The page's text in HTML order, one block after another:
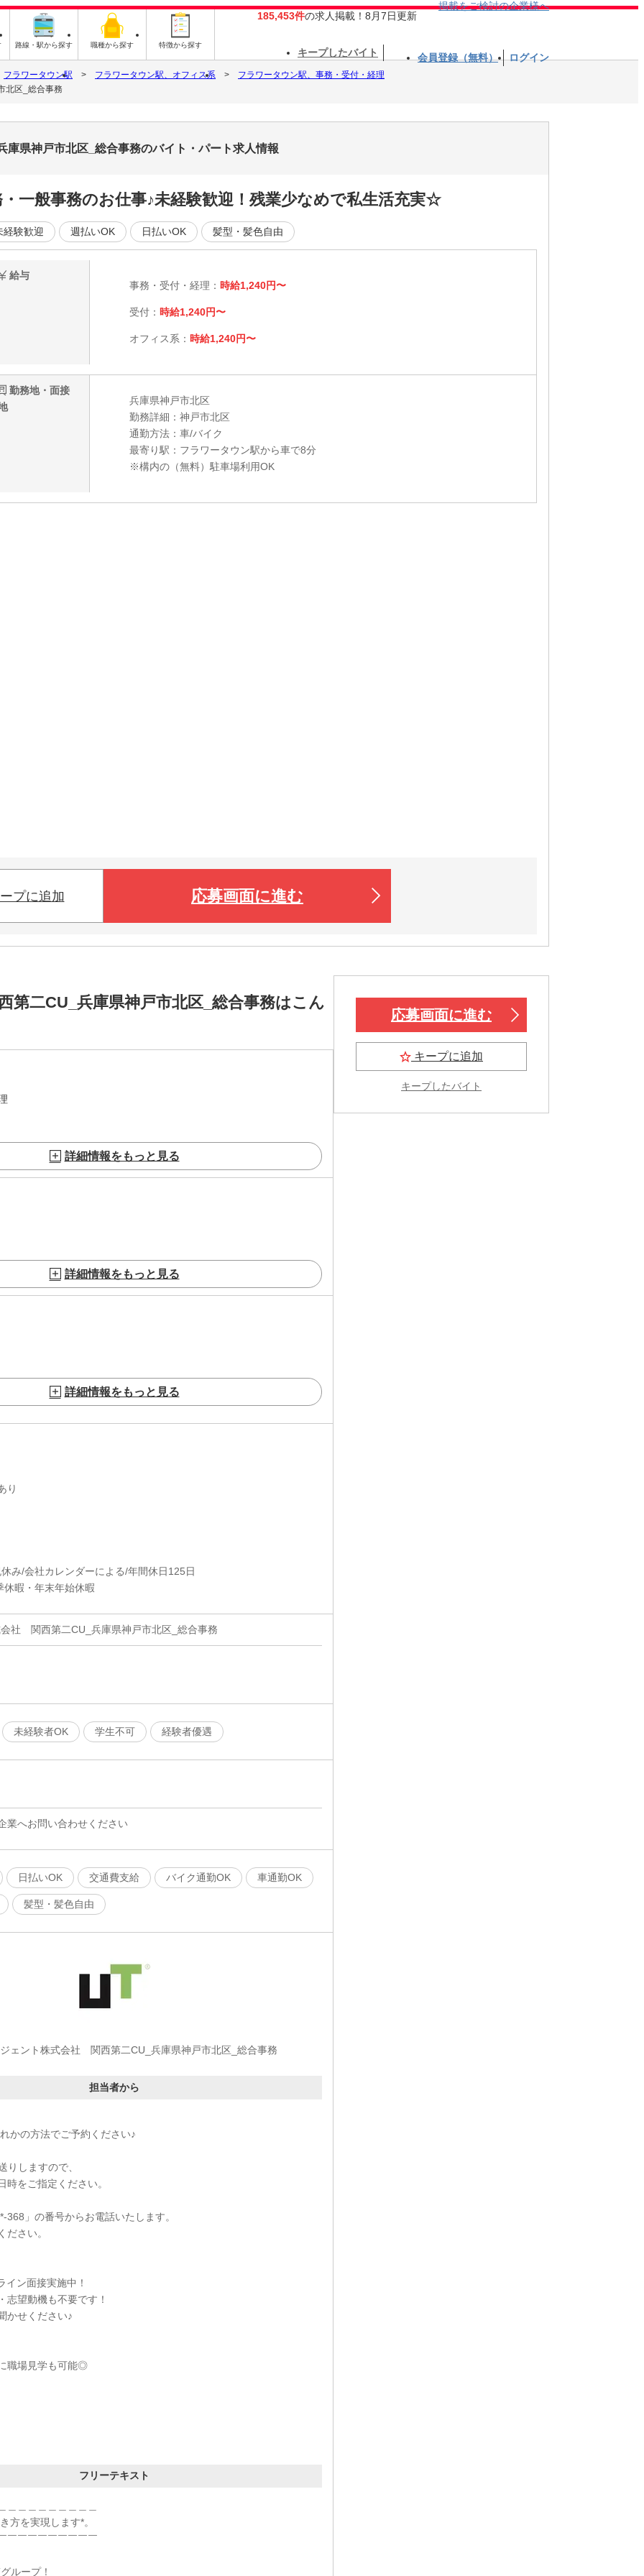
路線・駅から探す 職種から探す 特徴から探す
185,453件の求人掲載！8月7日更新
掲載をご検討の企業様へ
キープしたバイト 会員登録（無料） ログイン
フラワータウン駅 フラワータウン駅、オフィス系
フラワータウン駅、事務・受付・経理
北区_総合事務
県神戸市北区_総合事務のバイト・パート求人情報
一般事務のお仕事♪未経験歓迎！残業少なめで私生活充実☆
経験歓迎 週払いOK 日払いOK 髪型・髪色自由
給与
事務・受付・経理： 時給1,240円〜
受付： 時給1,240円〜
オフィス系： 時給1,240円〜
勤務地・面接
兵庫県神戸市北区
勤務詳細：神戸市北区
通勤方法：車/バイク
最寄り駅：フラワータウン駅から車で8分
※構内の（無料）駐車場利用OK
プに追加 応募画面に進む
二CU_兵庫県神戸市北区_総合事務はこん
詳細情報をもっと見る
詳細情報をもっと見る
詳細情報をもっと見る
り
み/会社カレンダーによる/年間休日125日
休暇・年末年始休暇
社 関西第二CU_兵庫県神戸市北区_総合事務
未経験者OK 学生不可 経験者優遇
業へお問い合わせください
日払いOK 交通費支給 バイク通勤OK 車通勤OK
髪型・髪色自由
ェント株式会社 関西第二CU_兵庫県神戸市北区_総合事務
担当者から
かの方法でご予約ください♪
りしますので、
時をご指定ください。
368」の番号からお電話いたします。
ださい。
イン面接実施中！
志望動機も不要です！
かせください♪
職場見学も可能◎
フリーテキスト
方を実現します*。
￣￣￣￣￣￣￣￣￣
ループ！
応募画面に進む
キープに追加
キープしたバイト